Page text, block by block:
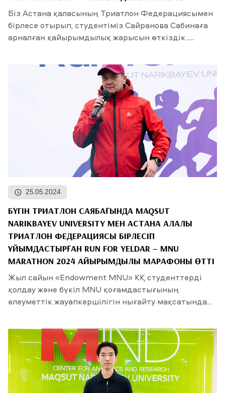
Біз Астана қаласының Триатлон Федерациясымен
бірлесе отырып, студентіміз Сайранова Сабинаға
арналған қайырымдылық жарысын өткіздік.
25.05.2024
БҮГІН ТРИАТЛОН САЯБАҒЫНДА MAQSUT
NARIKBAYEV UNIVERSITY МЕН АСТАНА ҚАЛАЛЫҚ
ТРИАТЛОН ФЕДЕРАЦИЯСЫ БІРЛЕСІП
ҰЙЫМДАСТЫРҒАН RUN FOR YELDAR – MNU
MARATHON 2024 ҚАЙЫРЫМДЫЛЫҚ МАРАФОНЫ ӨТТІ
Жыл сайын «Endowment MNU» КҚ студенттерді
қолдау және бүкіл MNU қоғамдастығының
әлеуметтік жауапкершілігін нығайту мақсатында...